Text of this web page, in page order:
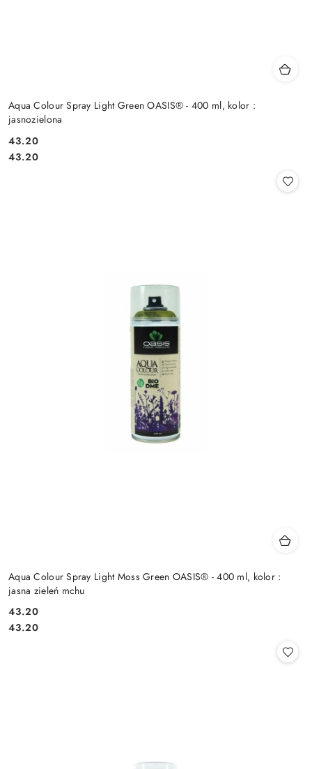
Aqua Colour Spray Light Green OASIS® - 400 ml, kolor :
jasnozielona
Cena:
43.20
Cena:
43.20
Aqua Colour Spray Light Moss Green OASIS® - 400 ml, kolor :
jasna zieleń mchu
Cena:
43.20
Cena:
43.20